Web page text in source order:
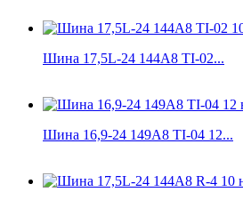
Шина 17,5L-24 144A8 TI-02...
Шина 16,9-24 149A8 TI-04 12...